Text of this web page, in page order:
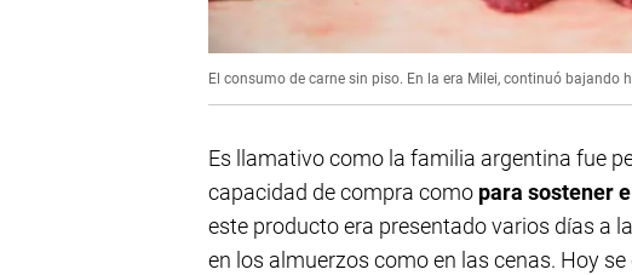
El consumo de carne sin piso. En la era Milei, continuó bajando
Es llamativo como la familia argentina fue
capacidad de compra como para sostener el
este producto era presentado varios días a
en los almuerzos como en las cenas. Hoy